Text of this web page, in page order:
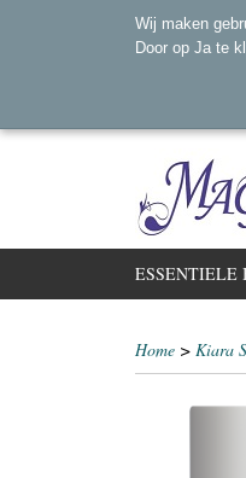
ESSENTIELE
Home > Kiara
Wij maken
Door op Ja te